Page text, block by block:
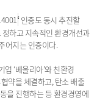
‘​ 인증도 동시 추진할
정하고 지속적인 환경개선과
어지는 인증이다.
‘베올리아’와 친환경
약을 체결하고, 탄소 배출
을 진행하는 등 환경경영에